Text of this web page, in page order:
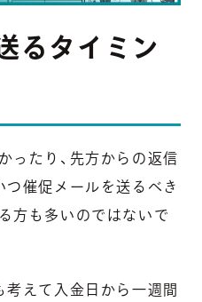
るタイミン
ったり、先方からの返信
つ催促メールを送るべき
方 も多いのではないで
考えて 入金日から一週間